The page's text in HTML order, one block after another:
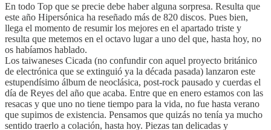
En todo Top que se precie debe haber alguna sorpresa. Resulta que
este año Hipersónica ha reseñado más de 820 discos. Pues bien,
llega el momento de resumir los mejores en el apartado triste y
resulta que metemos en el octavo lugar a uno del que, hasta hoy, no
os habíamos hablado.
Los taiwaneses Cicada (no confundir con aquel proyecto británico
de electrónica que se extinguió ya la década pasada) lanzaron este
estupendísimo álbum de neoclásica, post-rock pausado y cuerdas el
día de Reyes del año que acaba. Entre que en enero estamos con las
resacas y que uno no tiene tiempo para la vida, no fue hasta verano
que supimos de existencia. Pensamos que quizás no tenía ya mucho
sentido traerlo a colación, hasta hoy. Piezas tan delicadas y